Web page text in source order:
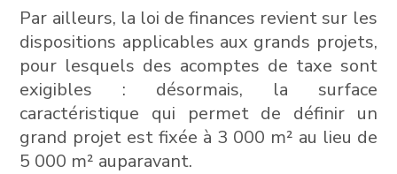
Par ailleurs, la loi de finances revient sur les
dispositions applicables aux grands projets,
pour lesquels des acomptes de taxe sont
exigibles : désormais, la surface
caractéristique qui permet de définir un
grand projet est fixée à 3 000 m² au lieu de
5 000 m² auparavant.